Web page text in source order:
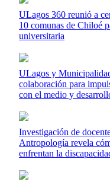
ULagos 360 reunió a
10 comunas de Chiloé
universitaria
ULagos y
colaboración para
con el medio y
Investigación de
Antropología revela
enfrentan la